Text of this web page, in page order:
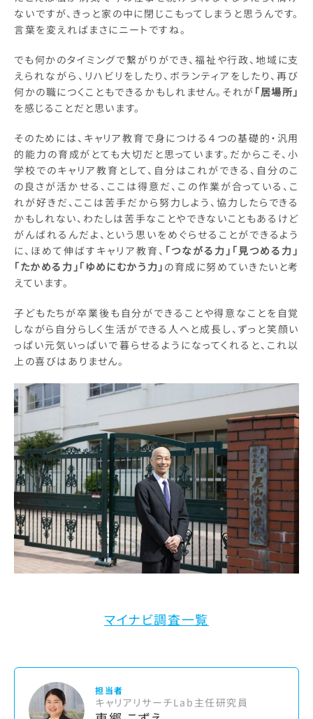
ないですが、きっと家の中に閉じこもってしまうと思うんです。
言葉を変えればまさにニートですね。
でも何かのタイミングで繋がりができ、福祉や行政、地域に支
えられながら、リハビリをしたり、ボランティアをしたり、再び
何かの職につくこともできるかもしれません。それが 「居場所」
を感じることだと思います。
そのためには、キャリア教育で身につける４つの基礎的・汎用
的能力の育成がとても大切だと思っています。だからこそ、小
学校でのキャリア教育として、自分はこれができる、自分のこ
の良さが活かせる、ここは得意だ、この作業が合っている、こ
れが好きだ、ここは苦手だから努力しよう、協力したらできる
かもしれない、わたしは苦手なことやできないこともあるけど
がんばれるんだよ、という思いをめぐらせることができるよう
に、ほめて伸ばすキャリア教育、 「つながる力」「見つめる力」
「たかめる力」「ゆめにむかう力」 の育成に努めていきたいと考
えています。
子どもたちが卒業後も自分ができることや得意なことを自覚
しながら自分らしく生活ができる人へと成長し、ずっと笑顔い
っぱい元気いっぱいで暮らせるようになってくれると、これ以
上の喜びはありません。
マイナビ調査一覧
担当者
キャリアリサーチLab主任研究員